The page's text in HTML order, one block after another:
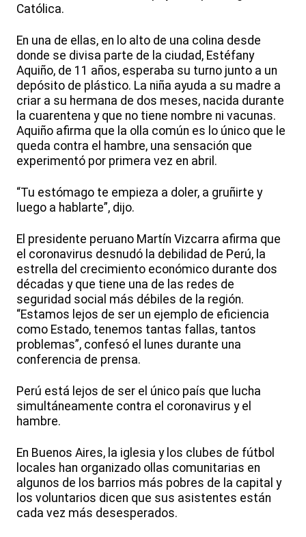
Católica.
En una de ellas, en lo alto de una colina desde
donde se divisa parte de la ciudad, Estéfany
Aquiño, de 11 años, esperaba su turno junto a un
depósito de plástico. La niña ayuda a su madre a
criar a su hermana de dos meses, nacida durante
la cuarentena y que no tiene nombre ni vacunas.
Aquiño afirma que la olla común es lo único que le
queda contra el hambre, una sensación que
experimentó por primera vez en abril.
“Tu estómago te empieza a doler, a gruñirte y
luego a hablarte”, dijo.
El presidente peruano Martín Vizcarra afirma que
el coronavirus desnudó la debilidad de Perú, la
estrella del crecimiento económico durante dos
décadas y que tiene una de las redes de
seguridad social más débiles de la región.
“Estamos lejos de ser un ejemplo de eficiencia
como Estado, tenemos tantas fallas, tantos
problemas”, confesó el lunes durante una
conferencia de prensa.
Perú está lejos de ser el único país que lucha
simultáneamente contra el coronavirus y el
hambre.
En Buenos Aires, la iglesia y los clubes de fútbol
locales han organizado ollas comunitarias en
algunos de los barrios más pobres de la capital y
los voluntarios dicen que sus asistentes están
cada vez más desesperados.